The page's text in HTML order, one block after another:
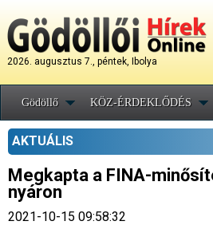
2026. augusztus 7., péntek, Ibolya
Gödöllő KÖZ-ÉRDEKLŐDÉS
AKTUÁLIS
Megkapta a FINA-
nyáron
2021-10-15 09:58:32